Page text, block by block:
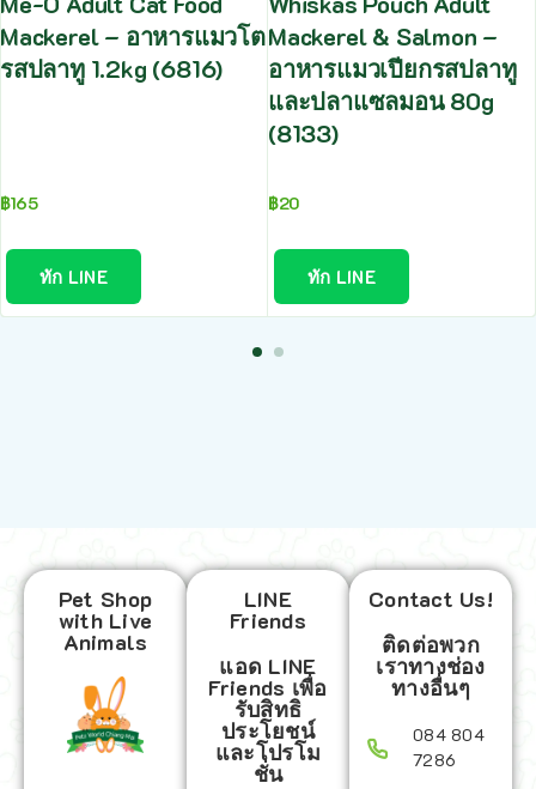
Mackerel – อาหารแมวโต
รสปลาทู 1.2kg (6816)
฿165
ทัก LINE
Mackerel & Salmon –
อาหารแมวเปียกรสปลาทู
และปลาแซลมอน 80g
(8133)
฿20
ทัก LINE
Pet Shop
with Live
Animals
LINE
Friends
แอด LINE
Friends เพื่อ
รับสิทธิ
ประโยชน์
และโปรโม
ชั่น
Contact Us!
ติดต่อพวก
เราทางช่อง
ทางอื่นๆ
084 804
7286